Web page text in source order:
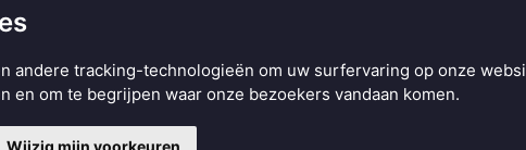
andere tracking-technologieën om uw surfervaring op onze
en om te begrijpen waar onze bezoekers vandaan komen.
Wijzig mijn voorkeuren
BO. Be Original | Powered by